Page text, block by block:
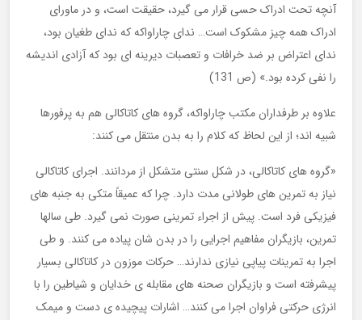
آنچه تحت ادراک حسی قرار می گیرد، حقیقت است، و در ماورای
ادراک همه چیز مشکوک است… ندای چاراواکه که ندای طغیان بود،
ندای اعتراض بر ضد خرافات و تعصبات دیرینه ای بود که آزادی اندیشه
را نفی کرده بود.» (ص 131)
علاوه بر طرفداران مکتب چاراواکه، گروه های کاتاکالی هم به پرفورها
شبیه اند؛ از این لحاظ که کلام را به بدن منتقل می کنند:
«گروه های کاتاکالی، در شکل سنتی متشکل از مردانند. اجرای کاتاکالی
نیاز به تمرین های طولانی مدت دارد. چرا که عمیقاً متکی به جنبه های
فیزیکی فرد است. پیش از اجراء تمرینی صورت نمی گیرد. طی سالها
تمرین، بازیگران مفاهیم اجرایی را در بدن شان پیاده می کنند. و طی
اجرا به تمرینات پیاپی نیازی ندارند… حرکات موزون در کاتاکالی بسیار
پیشرفته است و بازیگران صحنه های مقابله ی خدایان و شیاطین را با
انرژی حرکتی فراوان اجرا می کنند… اشارات پیچیده ی دست و میمک